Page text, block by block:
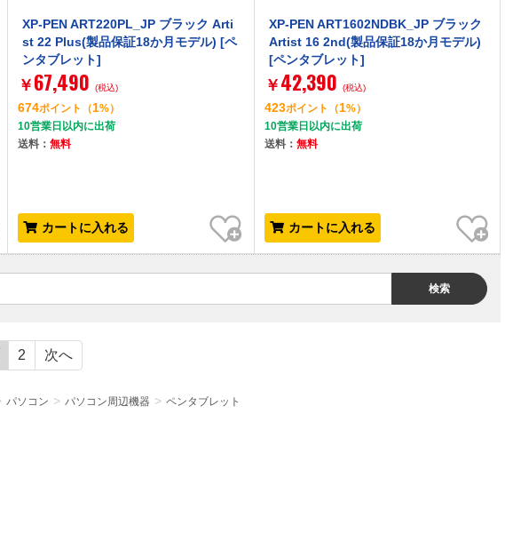
パソコン パソコン周辺機器 ペンタブレット
XP-PEN ART220PL_JP ブラック Arti
st 22 Plus(製品保証18か月モデル) [ペ
ンタブレット]
￥ 67,490 (税込)
674ポイント （1%）
10営業日以内に出荷
送料：無料
カートに入れる
お気に入り
XP-PEN ART1602NDBK_JP ブラック
Artist 16 2nd(製品保証18か月モデル)
[ペンタブレット]
￥ 42,390 (税込)
423ポイント （1%）
10営業日以内に出荷
送料： 無料
カートに入れる
お気に入り
検索
2 次へ